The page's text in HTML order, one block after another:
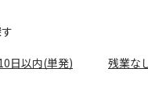
日以内(単発) 残業な